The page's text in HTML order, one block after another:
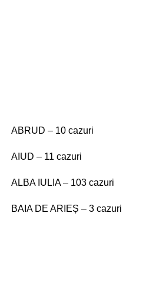
ABRUD – 10 cazuri
AIUD – 11 cazuri
ALBA IULIA – 103 cazuri
BAIA DE ARIEȘ – 3 cazuri